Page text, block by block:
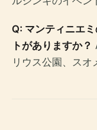
Q: マンティニエ
トがありますか？
リウス公園、スオ